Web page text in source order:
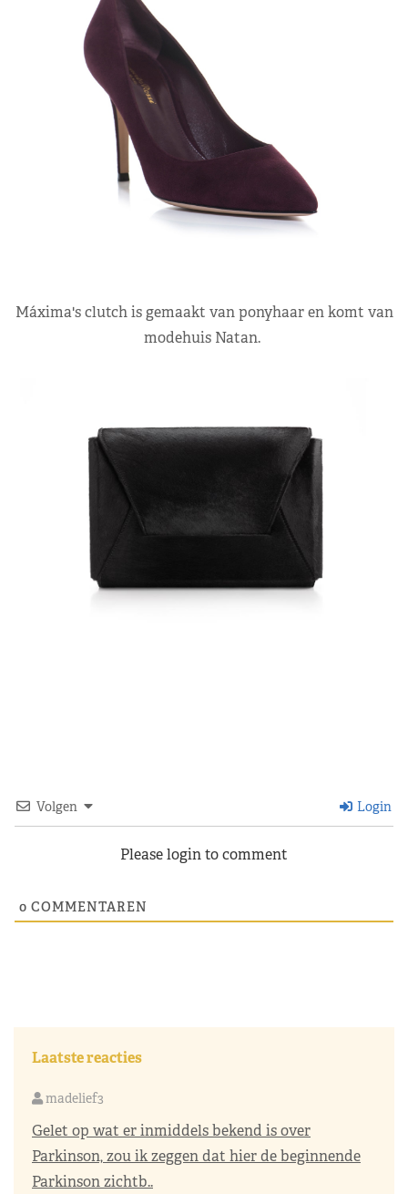
Máxima's clutch is gemaakt van ponyhaar en komt van
modehuis Natan.
Volgen Login
Please login to comment
0 COMMENTAREN
Laatste reacties
madelief3
Gelet op wat er inmiddels bekend is over
Parkinson, zou ik zeggen dat hier de beginnende
Parkinson zichtb..